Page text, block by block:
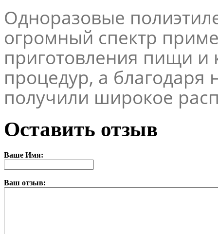
Одноразовые
огромный спектр
приготовления пищи и
процедур, а благодаря
получили широкое
Оставить отзыв
Ваше Имя:
Ваш отзыв: